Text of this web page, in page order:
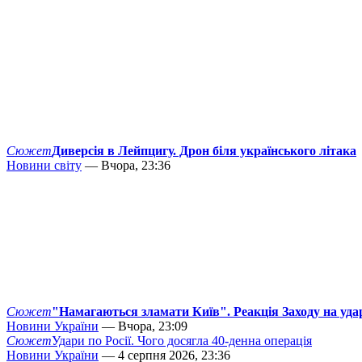
СюжетДиверсія в Лейпцигу. Дрон біля українського літака
Новини світу — Вчора, 23:36
Сюжет"Намагаються зламати Київ". Реакція Заходу на
Новини України — Вчора, 23:09
СюжетУдари по Росії. Чого досягла 40-денна операція
Новини України — 4 серпня 2026, 23:36